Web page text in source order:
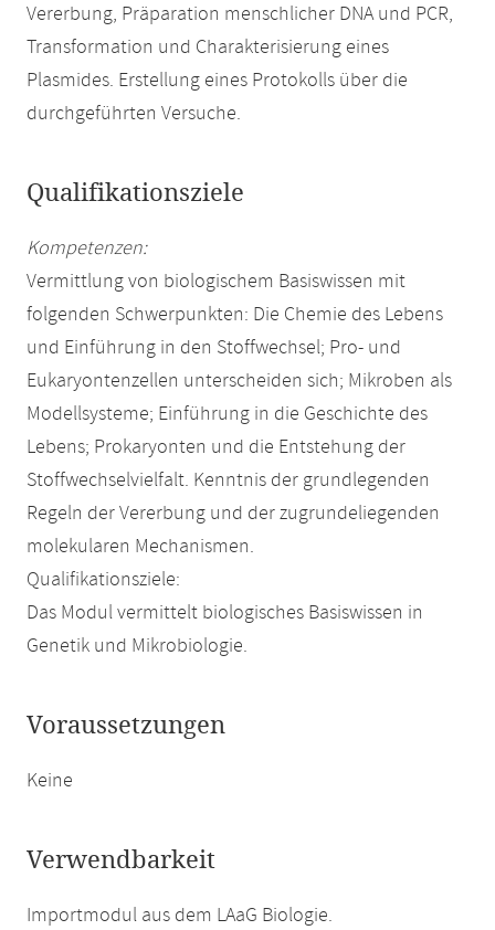
Vererbung, Präparation menschlicher DNA und PCR,
Transformation und Charakterisierung eines
Plasmides. Erstellung eines Protokolls über die
durchgeführten Versuche.
Qualifikationsziele
Kompetenzen:
Vermittlung von biologischem Basiswissen mit
folgenden Schwerpunkten: Die Chemie des Lebens
und Einführung in den Stoffwechsel; Pro- und
Eukaryontenzellen unterscheiden sich; Mikroben als
Modellsysteme; Einführung in die Geschichte des
Lebens; Prokaryonten und die Entstehung der
Stoffwechselvielfalt. Kenntnis der grundlegenden
Regeln der Vererbung und der zugrundeliegenden
molekularen Mechanismen.
Qualifikationsziele:
Das Modul vermittelt biologisches Basiswissen in
Genetik und Mikrobiologie.
Voraussetzungen
Keine
Verwendbarkeit
Importmodul aus dem LAaG Biologie.